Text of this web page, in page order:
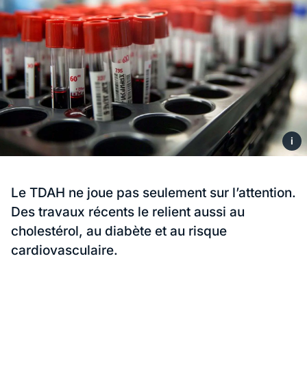
i
Le TDAH ne joue pas seulement sur l’attention.
Des travaux récents le relient aussi au
cholestérol, au diabète et au risque
cardiovasculaire.